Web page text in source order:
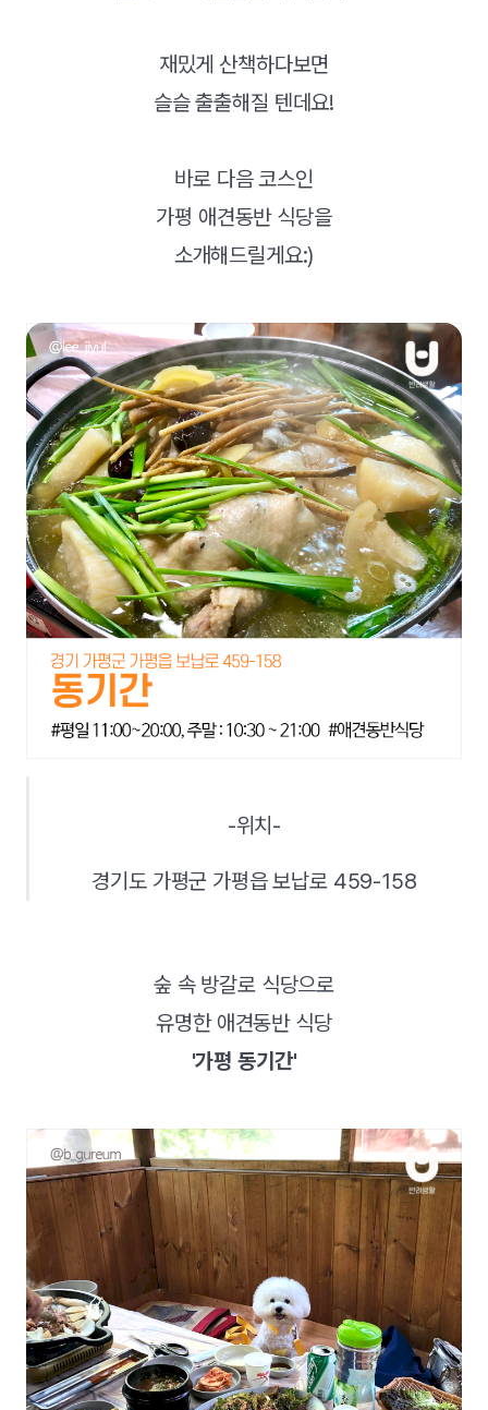
재밌게 산책하다보면
슬슬 출출해질 텐데요!
바로 다음 코스인
가평 애견동반 식당을
소개해드릴게요:)
-위치-
경기도 가평군 가평읍 보납로 459-158
숲 속 방갈로 식당으로
유명한 애견동반 식당
'가평 동기간'